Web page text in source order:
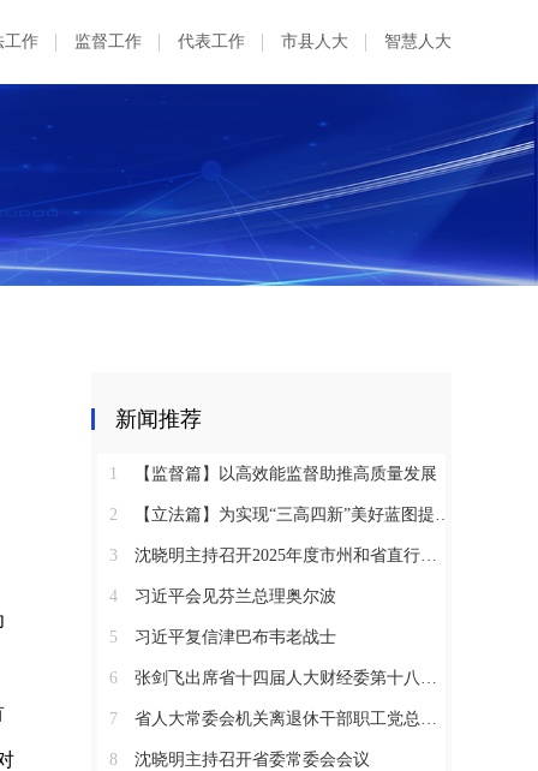
工作 监督工作 代表工作 市县人大 智慧人大
新闻推荐
1 【监督篇】以高效能监督助推高质量发展
2 【立法篇】为实现“三高四新”美好蓝图提供坚实法治保障
3 沈晓明主持召开2025年度市州和省直行业系统党（工）委书记抓基层党建工作述职评议会议
4 习近平会见芬兰总理奥尔波
5 习近平复信津巴布韦老战士
6 张剑飞出席省十四届人大财经委第十八次全体会议
7 省人大常委会机关离退休干部职工党总支召开2025年度总结表彰大会
8 沈晓明主持召开省委常委会会议